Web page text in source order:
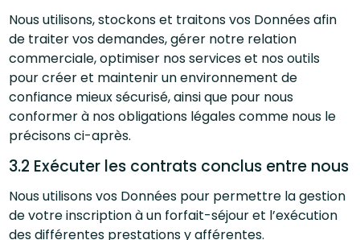
Nous utilisons, stockons et traitons vos Données afin
de traiter vos demandes, gérer notre relation
commerciale, optimiser nos services et nos outils
pour créer et maintenir un environnement de
confiance mieux sécurisé, ainsi que pour nous
conformer à nos obligations légales comme nous le
précisons ci-après.
3.2 Exécuter les contrats conclus entre nous
Nous utilisons vos Données pour permettre la gestion
de votre inscription à un forfait-séjour et l’exécution
des différentes prestations y afférentes.